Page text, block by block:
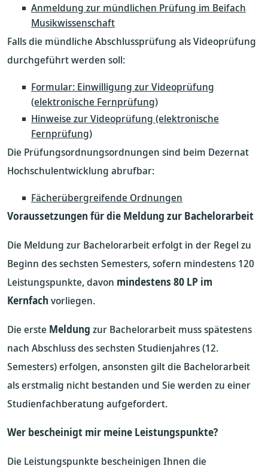
Anmeldung zur mündlichen Prüfung im Beifach
Musikwissenschaft
Falls die mündliche Abschlussprüfung als Videoprüfung
durchgeführt werden soll:
Formular: Einwilligung zur Videoprüfung
(elektronische Fernprüfung)
Hinweise zur Videoprüfung (elektronische
Fernprüfung)
Die Prüfungsordnungsordnungen sind beim Dezernat
Hochschulentwicklung abrufbar:
Fächerübergreifende Ordnungen
Voraussetzungen für die Meldung zur Bachelorarbeit
Die Meldung zur Bachelorarbeit erfolgt in der Regel zu
Beginn des sechsten Semesters, sofern mindestens 120
Leistungspunkte, davon mindestens 80 LP im
Kernfach vorliegen.
Die erste Meldung zur Bachelorarbeit muss spätestens
nach Abschluss des sechsten Studienjahres (12.
Semesters) erfolgen, ansonsten gilt die Bachelorarbeit
als erstmalig nicht bestanden und Sie werden zu einer
Studienfachberatung aufgefordert.
Wer bescheinigt mir meine Leistungspunkte?
Die Leistungspunkte bescheinigen Ihnen die